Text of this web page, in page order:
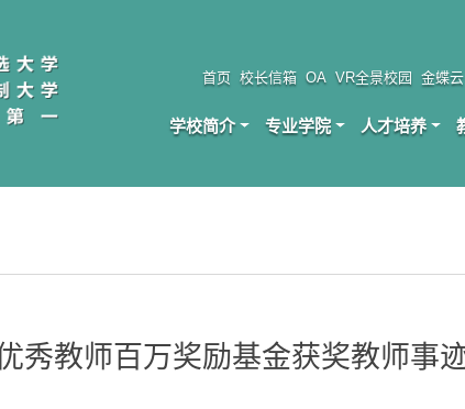
首页 校长信箱 OA VR全景校园 金蝶云
学校简介 专业学院 人才培养
秀教师百万奖励基金获奖教师事